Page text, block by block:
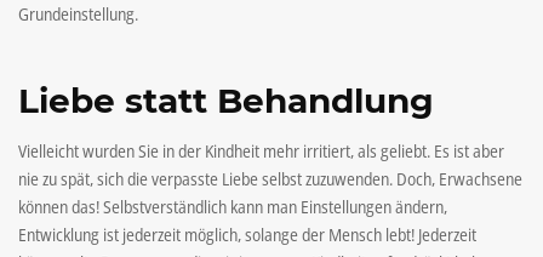
Grundeinstellung.
Liebe statt Behandlung
Vielleicht wurden Sie in der Kindheit mehr irritiert, als geliebt. Es ist aber
nie zu spät, sich die verpasste Liebe selbst zuzuwenden. Doch, Erwachsene
können das! Selbstverständlich kann man Einstellungen ändern,
Entwicklung ist jederzeit möglich, solange der Mensch lebt! Jederzeit